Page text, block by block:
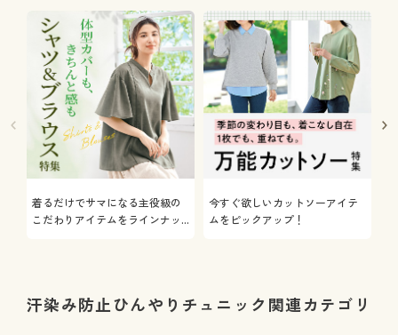
着るだけでサマになる主役級の
こだわりアイテムをラインナッ
今すぐ欲しいカットソーアイテ
ムをピックアップ！
汗染み防止ひんやりチュニック関連カテゴリ